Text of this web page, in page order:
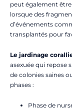
peut également
lorsque des
d’événements
transplantés pour
Le jardinage
asexuée qui repose
de colonies saines
phases :
Phase de